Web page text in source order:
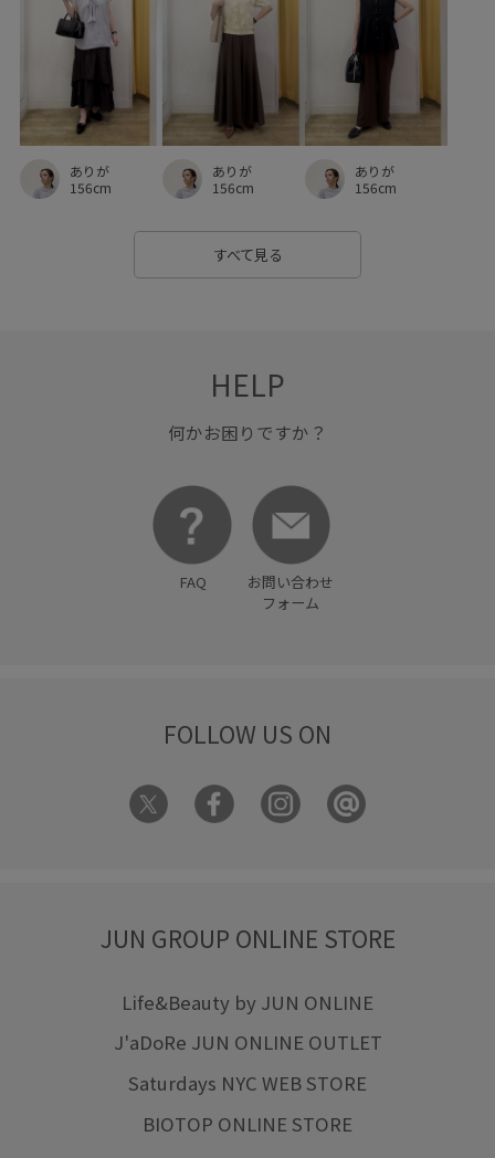
ありが
156cm
ありが
156cm
ありが
156cm
すべて見る
HELP
何かお困りですか？
FAQ
お問い合わせ
フォーム
FOLLOW US ON
JUN GROUP ONLINE STORE
Life&Beauty by JUN ONLINE
J'aDoRe JUN ONLINE OUTLET
Saturdays NYC WEB STORE
BIOTOP ONLINE STORE